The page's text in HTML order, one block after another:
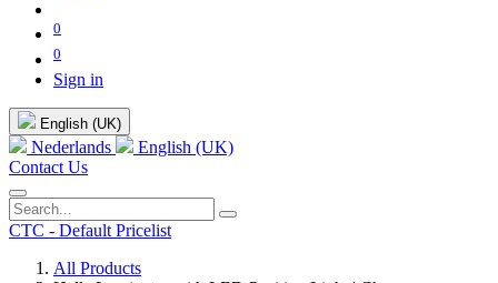
0
0
Sign in
English (UK)
Nederlands
English (UK)
Contact Us
CTC - Default Pricelist
All Products